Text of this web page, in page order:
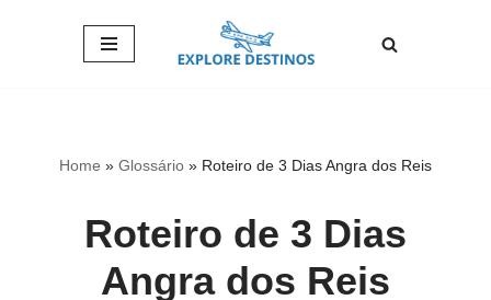
Home » Glossário » Roteiro de 3 Dias Angra dos Reis
Roteiro de 3 Dias
Angra dos Reis